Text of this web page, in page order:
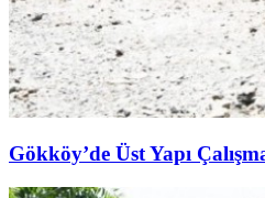
Gökköy’de Üst Yapı